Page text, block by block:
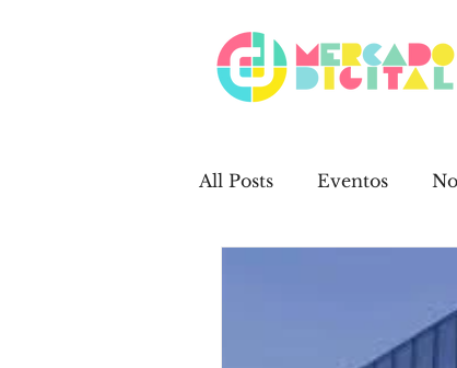
All Posts Eventos